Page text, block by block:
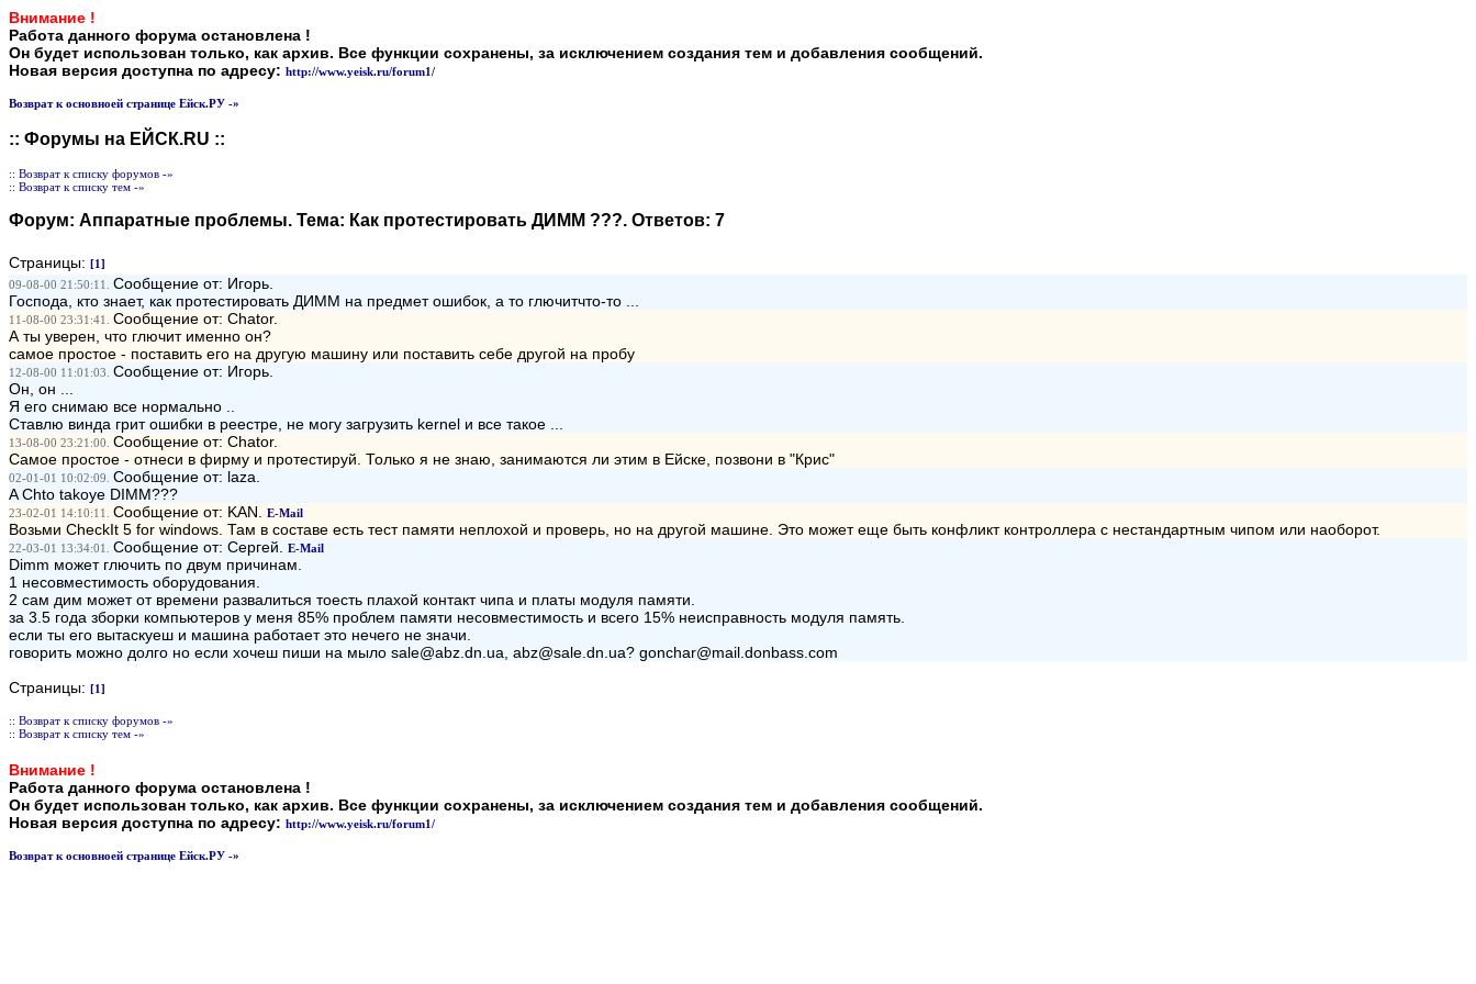
Внимание !
Работа данного форума остановлена !
Он будет использован только, как архив. Все функции сохранены, за исключением создания тем и добавления сообщений.
Новая версия доступна по адресу: http://www.yeisk.ru/forum1/
Возврат к основноей странице Ейск.РУ -»
:: Форумы на ЕЙСК.RU ::
:: Возврат к списку форумов -»
:: Возврат к списку тем -»
Форум: Аппаратные проблемы. Тема: Как протестировать ДИММ ???. Ответов: 7
Страницы: [1]
09-08-00 21:50:11. Сообщение от: Игорь.
Господа, кто знает, как протестировать ДИММ на предмет ошибок, а то глючитчто-то ...
11-08-00 23:31:41. Сообщение от: Chator.
А ты уверен, что глючит именно он?
самое простое - поставить его на другую машину или поставить себе другой на пробу
12-08-00 11:01:03. Сообщение от: Игорь.
Он, он ...
Я его снимаю все нормально ..
Ставлю винда грит ошибки в реестре, не могу загрузить kernel и все такое ...
13-08-00 23:21:00. Сообщение от: Chator.
Самое простое - отнеси в фирму и протестируй. Только я не знаю, занимаются ли этим в Ейске, позвони в "Крис"
02-01-01 10:02:09. Сообщение от: laza.
A Chto takoye DIMM???
23-02-01 14:10:11. Сообщение от: KAN. E-Mail
Возьми CheckIt 5 for windows. Там в составе есть тест памяти неплохой и проверь, но на другой машине. Это может еще быть конфликт контроллера с нестандартным чипом или наоборот.
22-03-01 13:34:01. Сообщение от: Сергей. E-Mail
Dimm может глючить по двум причинам.
1 несовместимость оборудования.
2 сам дим может от времени развалиться тоесть плахой контакт чипа и платы модуля памяти.
за 3.5 года зборки компьютеров у меня 85% проблем памяти несовместимость и всего 15% неисправность модуля память.
если ты его вытаскуеш и машина работает это нечего не значи.
говорить можно долго но если хочеш пиши на мыло sale@abz.dn.ua, abz@sale.dn.ua? gonchar@mail.donbass.com
Страницы: [1]
:: Возврат к списку форумов -»
:: Возврат к списку тем -»
Внимание !
Работа данного форума остановлена !
Он будет использован только, как архив. Все функции сохранены, за исключением создания тем и добавления сообщений.
Новая версия доступна по адресу: http://www.yeisk.ru/forum1/
Возврат к основноей странице Ейск.РУ -»